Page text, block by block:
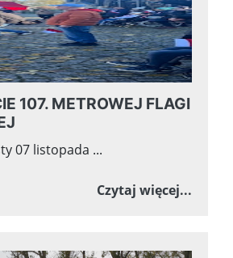
107. METROWEJ FLAGI
07 listopada ...
Czytaj więcej...o